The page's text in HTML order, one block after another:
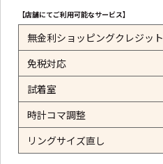
【店舗にてご利用可能なサービス】
無金利ショッピングクレジット
免税対応
試着室
時計コマ調整
リングサイズ直し